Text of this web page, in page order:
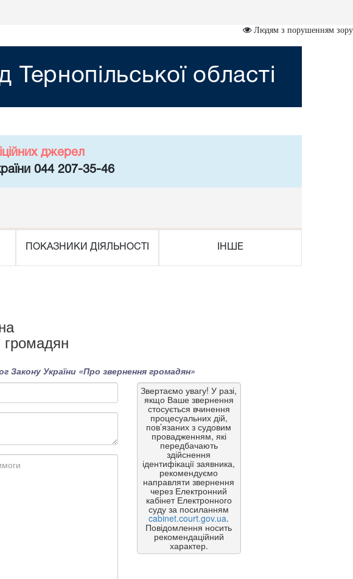
Людям з порушенням зору
області
джерел
044 207-35-46
ПОКАЗНИКИ ДІЯЛЬНОСТІ ІНШЕ